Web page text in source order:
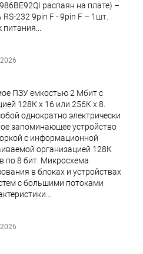
распаян на плате) –
232 9pin F - 9pin F – 1шт.
ПЗУ емкостью 2 Мбит с
128К х 16 или 256К х 8.
однократно электрически
за­поминающее устройство
с информационной
организацией 128К
по 8 бит. Микросхема
в блоках и устройствах
с большими потоками